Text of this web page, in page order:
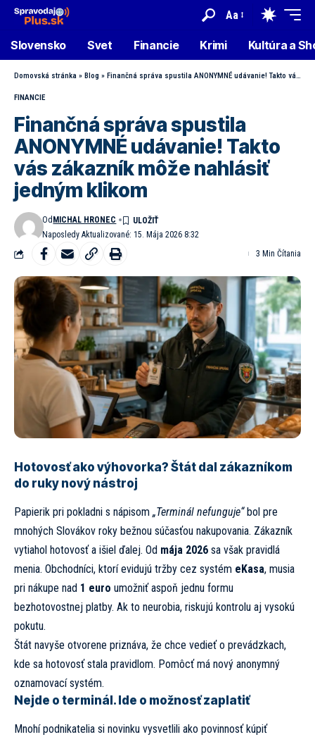
Aa
Slovensko Svet Financie Krimi Kultúra a
Domovská stránka » Blog » Finančná správa spustila ANONYMNÉ udávanie! Takto vás zákazník môže nahlásiť jedným klikom
FINANCIE
Finančná správa spustila
ANONYMNÉ udávanie! Takto
vás zákazník môže nahlásiť
jedným klikom
Naposledy Aktualizované: 15. Mája 2026 8:32
Od MICHAL HRONEC
3 Min Čítania
Hotovosť ako výhovorka? Štát dal zákazníkom
do ruky nový nástroj
Papierik pri pokladni s nápisom „Terminál nefunguje“bol pre
mnohých Slovákov roky bežnou súčasťou nakupovania. Zákazník
vytiahol hotovosť a išiel ďalej. Od mája 2026 sa však pravidlá
menia. Obchodníci, ktorí evidujú tržby cez systém eKasa, musia
pri nákupe nad 1 euro umožniť aspoň jednu formu
bezhotovostnej platby. Ak to neurobia, riskujú kontrolu aj vysokú
pokutu.
Štát navyše otvorene priznáva, že chce vedieť o prevádzkach,
kde sa hotovosť stala pravidlom. Pomôcť má nový anonymný
oznamovací systém.
Nejde o terminál. Ide o možnosť zaplatiť
Mnohí podnikatelia si novinku vysvetlili ako povinnosť kúpiť